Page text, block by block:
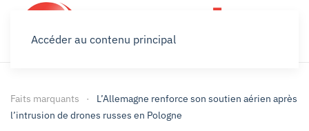
Accéder au contenu principal
Faits marquants
L’Allemagne renforce son soutien aérien après
l’intrusion de drones russes en Pologne